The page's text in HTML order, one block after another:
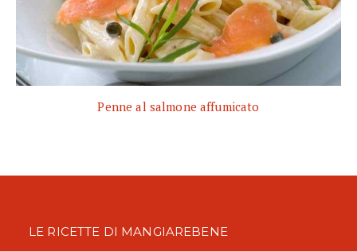
Penne al salmone affumicato
LE RICETTE DI MANGIAREBENE